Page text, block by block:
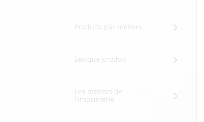
Produits par métiers
Lexique produit
Les métiers de
l'imprimerie